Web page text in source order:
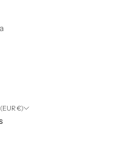
Portugal (EUR €)